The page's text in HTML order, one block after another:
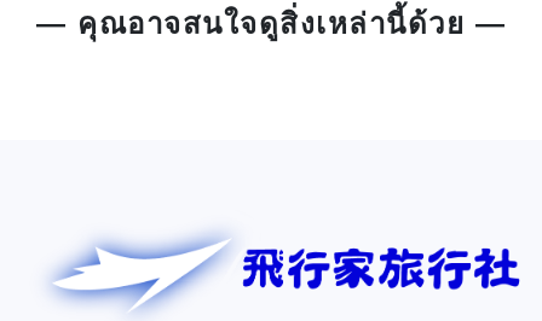
— คุณอาจสนใจดูสิ่งเหล่านี้ด้วย —